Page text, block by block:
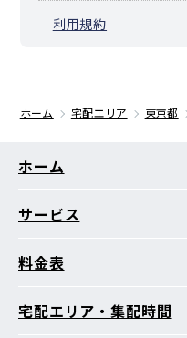
利用規約
ホーム 宅配エリア 東京都
ホーム
サービス
料金表
宅配エリア・集配時間